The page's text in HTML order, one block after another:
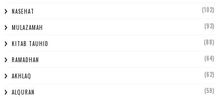
NASEHAT (102)
MULAZAMAH (93)
KITAB TAUHID (88)
RAMADHAN (64)
AKHLAQ (62)
ALQURAN (59)